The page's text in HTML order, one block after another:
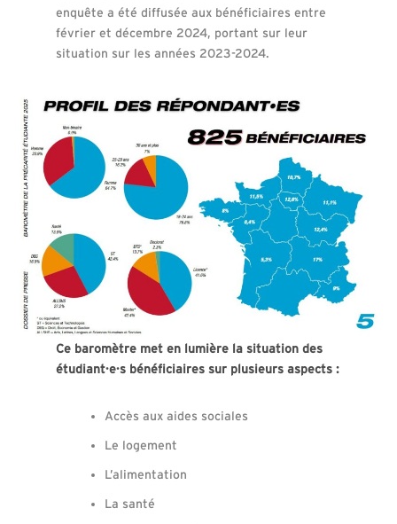
enquête a été diffusée aux bénéficiaires entre
février et décembre 2024, portant sur leur
situation sur les années 2023-2024.
Ce baromètre met en lumière la situation des
étudiant·e·s bénéficiaires sur plusieurs aspects :
Accès aux aides sociales
Le logement
L’alimentation
La santé